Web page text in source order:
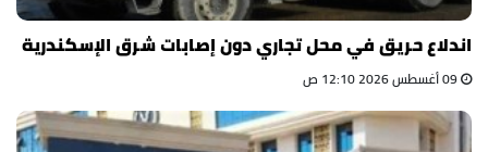
اندلاع حريق في محل تجاري دون إصابات شرق الإسكندرية